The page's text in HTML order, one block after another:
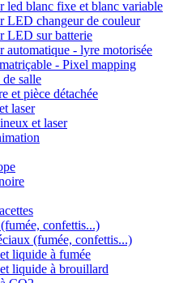
led blanc fixe et blanc variable
LED changeur de couleur
LED sur batterie
automatique - lyre motorisée
- Pixel mapping
salle
et pièce détachée
laser
et laser
confettis...)
(fumée, confettis...)
liquide à fumée
liquide à brouillard